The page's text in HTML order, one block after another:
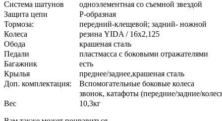
Система шатунов
одноэлементная со съемной звездой
Защита цепи
Р-образная
Тормоза:
передний-клещевой; задний- ножной
Колеса
резина YIDA / 16х2,125
Обода
крашеная сталь
Педали
пластмасса с боковыми отражателями
Багажник
есть
Крылья
преднее/заднее,крашеная сталь
Доп. комплектация:
Вспомогательные боковые колеса
звонок, катафоты (передние/задние/
Вес
10,3кг